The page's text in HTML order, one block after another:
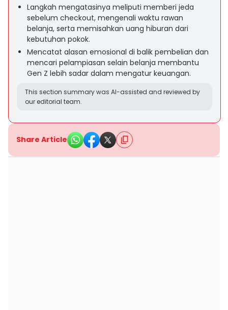
Langkah mengatasinya meliputi memberi jeda
sebelum checkout, mengenali waktu rawan
belanja, serta memisahkan uang hiburan dari
kebutuhan pokok.
Mencatat alasan emosional di balik pembelian dan
mencari pelampiasan selain belanja membantu
Gen Z lebih sadar dalam mengatur keuangan.
This section summary was AI-assisted and reviewed by
our editorial team.
Share Article